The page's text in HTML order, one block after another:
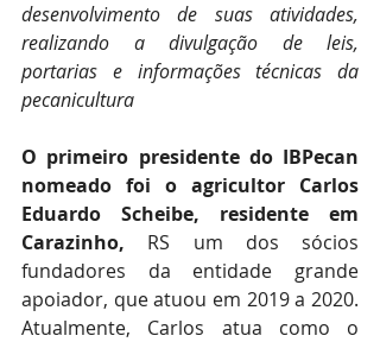
desenvolvimento de suas atividades,
realizando a divulgação de leis,
portarias e informações técnicas da
pecanicultura
O primeiro presidente do IBPecan
nomeado foi o agricultor Carlos
Eduardo Scheibe, residente em
Carazinho, RS um dos sócios
fundadores da entidade grande
apoiador, que atuou em 2019 a 2020.
Atualmente, Carlos atua como o